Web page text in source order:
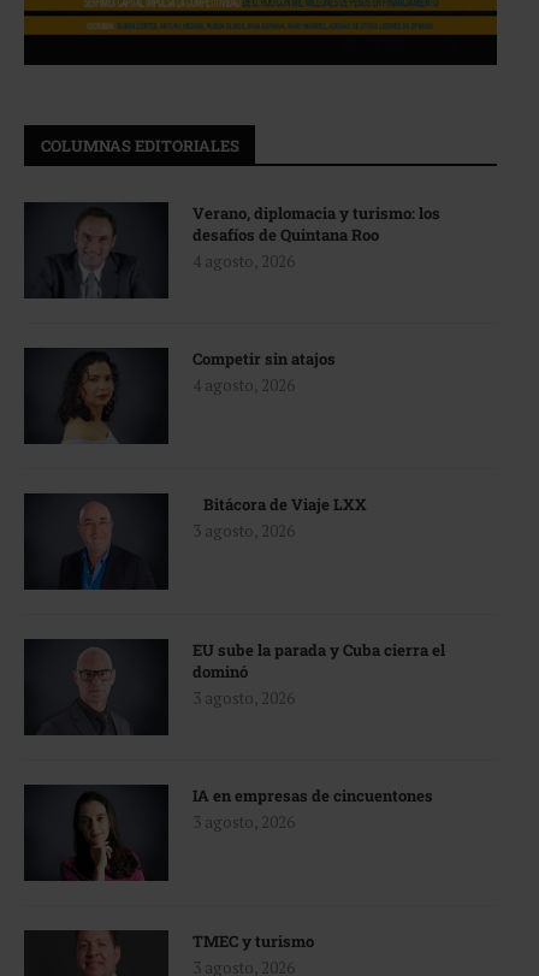
COLUMNAS EDITORIALES
Verano, diplomacia y turismo: los
desafíos de Quintana Roo
4 agosto, 2026
Competir sin atajos
4 agosto, 2026
Bitácora de Viaje LXX
3 agosto, 2026
EU sube la parada y Cuba cierra el
dominó
3 agosto, 2026
IA en empresas de cincuentones
3 agosto, 2026
TMEC y turismo
3 agosto, 2026